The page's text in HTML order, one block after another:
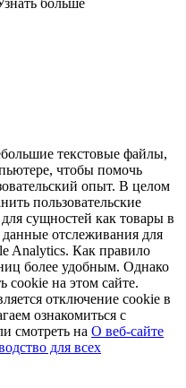
больше
текстовые файлы,
чтобы помочь
опыт. В целом
пользовательские
сущностей как товары в
отслеживания для
Analytics. Как правило
более удобным. Однако
cookie на этом сайте.
отключение cookie в
ознакомиться с
смотреть на О веб-сайте
для всех